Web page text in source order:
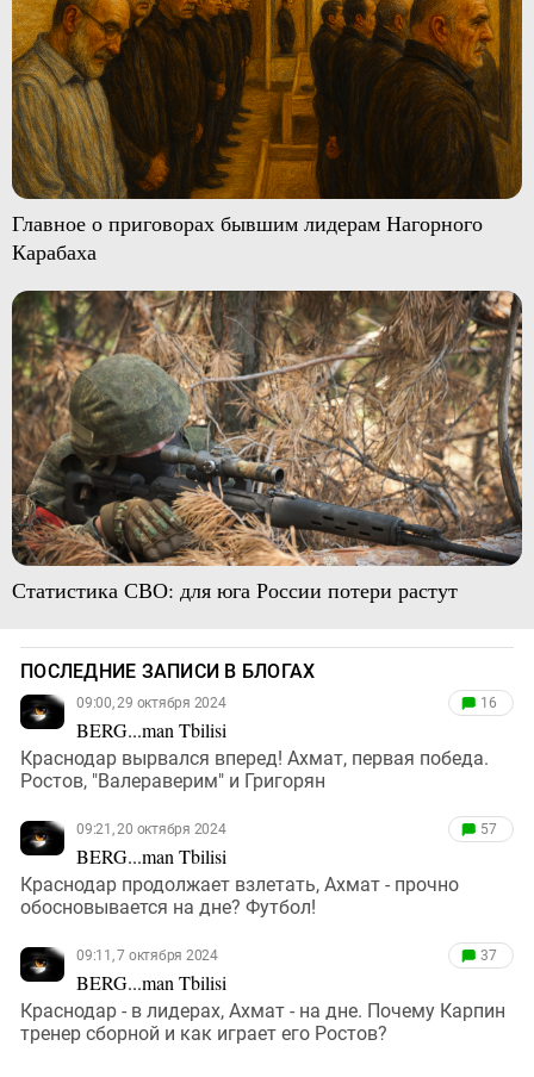
Главное о приговорах бывшим лидерам Нагорного
Карабаха
Статистика СВО: для юга России потери растут
ПОСЛЕДНИЕ ЗАПИСИ В БЛОГАХ
09:00, 29 октября 2024
BERG...man Tbilisi
16
Краснодар вырвался вперед! Ахмат, первая победа.
Ростов, "Валераверим" и Григорян
09:21, 20 октября 2024
BERG...man Tbilisi
57
Краснодар продолжает взлетать, Ахмат - прочно
обосновывается на дне? Футбол!
09:11, 7 октября 2024
BERG...man Tbilisi
37
Краснодар - в лидерах, Ахмат - на дне. Почему Карпин
тренер сборной и как играет его Ростов?